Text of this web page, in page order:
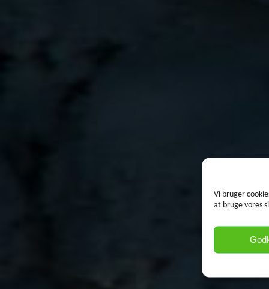
Vi bruger
at bruge vores